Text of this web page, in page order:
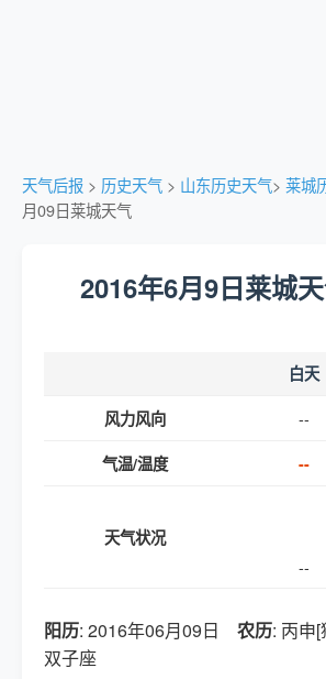
天气后报 > 历史天气 > 山东历史天气> 莱城
月09日莱城天气
2016年6月9日莱城
白天
风力风向 --
气温/温度 --
天气状况
--
阳历: 2016年06月09日 农历: 丙申
双子座